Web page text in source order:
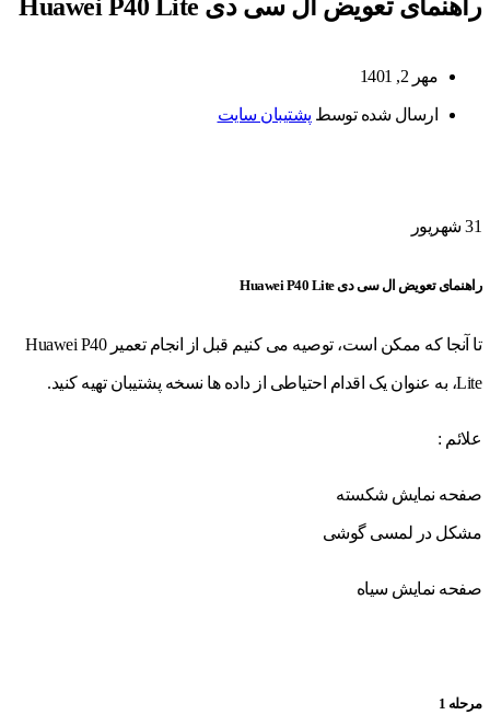
راهنمای تعویض ال سی دی Huawei P40 Lite
مهر 2, 1401
ارسال شده توسط پشتیبان سایت
31 شهریور
راهنمای تعویض ال سی دی Huawei P40 Lite
تا آنجا که ممکن است، توصیه می کنیم قبل از انجام تعمیر Huawei P40
Lite، به عنوان یک اقدام احتیاطی از داده ها نسخه پشتیبان تهیه کنید.
علائم :
صفحه نمایش شکسته
مشکل در لمسی گوشی
صفحه نمایش سیاه
مرحله 1